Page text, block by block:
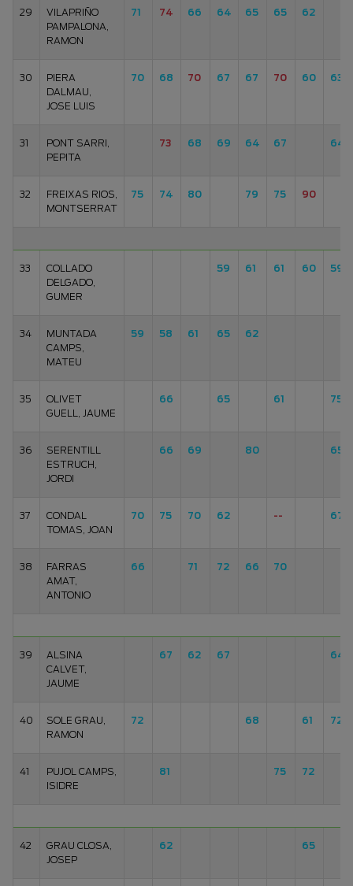
29
VILAPRIÑO
PAMPALONA,
RAMON
71 74 66 64 65 65 62
30
PIERA
DALMAU,
JOSE LUIS
70 68 70 67 67 70 60 63
31
PONT SARRI,
PEPITA
73 68 69 64 67 64
32
FREIXAS RIOS,
MONTSERRAT
75 74 80 79 75 90
33
COLLADO
DELGADO,
GUMER
59 61 61 60 59
34
MUNTADA
CAMPS,
MATEU
59 58 61 65 62
35
OLIVET
GUELL, JAUME
66 65 61 75
36
SERENTILL
ESTRUCH,
JORDI
66 69 80 65
37
CONDAL
TOMAS, JOAN
70 75 70 62 -- 67
38
FARRAS
AMAT,
ANTONIO
66 71 72 66 70
39
ALSINA
CALVET,
JAUME
67 62 67 64
40
SOLE GRAU,
RAMON
72 68 61 72
41
PUJOL CAMPS,
ISIDRE
81 75 72
42
GRAU CLOSA,
JOSEP
62 65